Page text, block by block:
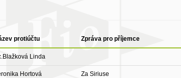
protiúčtu Zpráva pro příjemce
Linda
Hortová Za Siriuse